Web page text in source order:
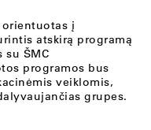
orientuotas į
atskirą programą
su ŠMC
programos bus
veiklomis,
grupes.